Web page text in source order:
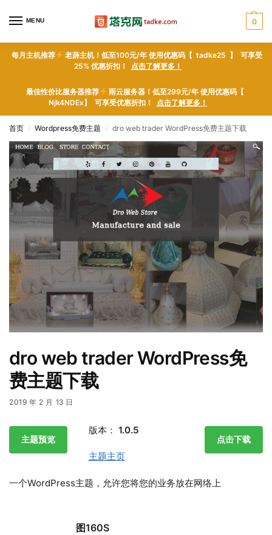
MENU 0
每月主机推荐
老薜主机！低至100元/年 使用优惠码【 tadke25 】 可享受
25% 优惠折扣！ 点击了解更多！
最佳性价比服务器推荐
雨云服务器！低至299元/年 使用优惠码【
Njk4NDEx】 可享受优惠折扣！ 点击了解更多！
首页 / Wordpress免费主题 / dro web trader WordPress免费主题下载
dro web trader WordPress免
费主题下载
2019 年 2 月 13 日
主题预览 点击下载
版本： 1.0.5
主题主页
一个WordPress主题，允许您将您的业务放在网络上
图160S